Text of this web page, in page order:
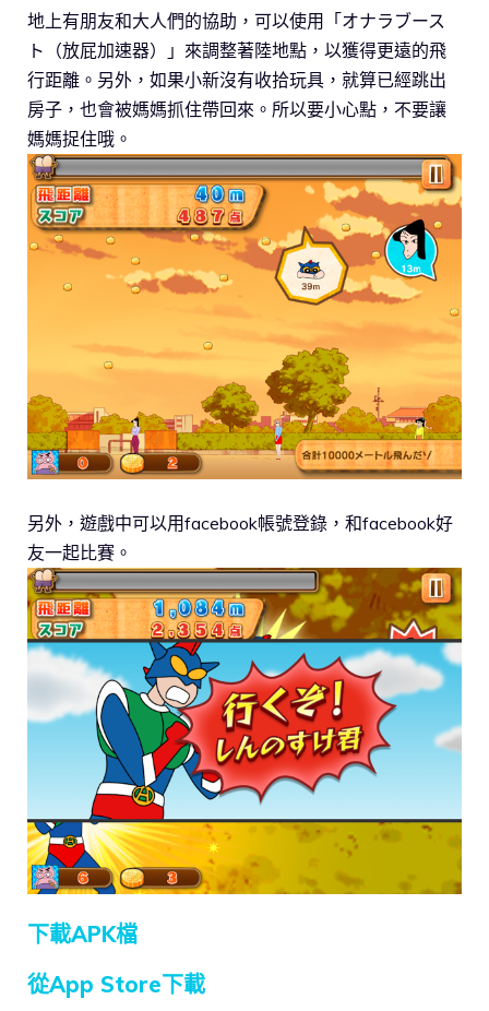
地上有朋友和大人們的協助，可以使用「オナラブース
ト（放屁加速器）」來調整著陸地點，以獲得更遠的飛
行距離。另外，如果小新沒有收拾玩具，就算已經跳出
房子，也會被媽媽抓住帶回來。所以要小心點，不要讓
媽媽捉住哦。
另外，遊戲中可以用facebook帳號登錄，和facebook好
友一起比賽。
下載APK檔
從App Store下載